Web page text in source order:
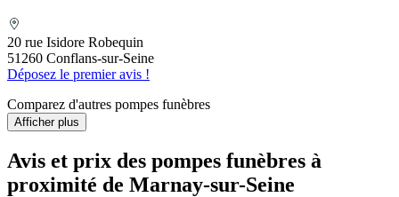
20 rue Isidore Robequin
51260 Conflans-sur-Seine
Déposez le premier avis !
Comparez d'autres pompes funèbres
Afficher plus
Avis et prix des pompes funèbres à
proximité de Marnay-sur-Seine